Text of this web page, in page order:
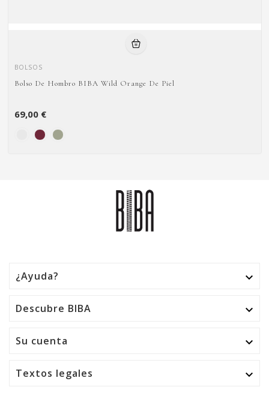
BOLSOS
Bolso De Hombro BIBA Wild Orange De Piel
69,00 €
¿Ayuda? 
Descubre BIBA 
Su cuenta 
Textos legales 